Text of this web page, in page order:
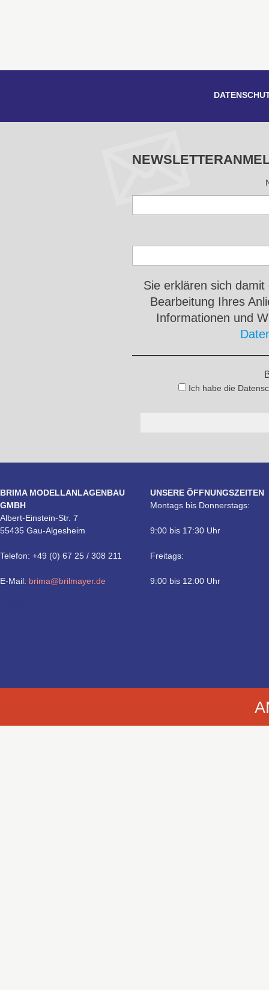
Sie erklären sich
Bearbeitung Ihres
Informationen und
Ich habe die
BRIMA MODELLANLAGENBAU
GMBH
Albert-Einstein-Str. 7
55435 Gau-Algesheim
Telefon: +49 (0) 67 25 / 308 211
E-Mail: brima@brilmayer.de
UNSERE ÖFFNUNGSZEITEN
Montags bis Donnerstags:
9:00 bis 17:30 Uhr
Freitags:
9:00 bis 12:00 Uhr